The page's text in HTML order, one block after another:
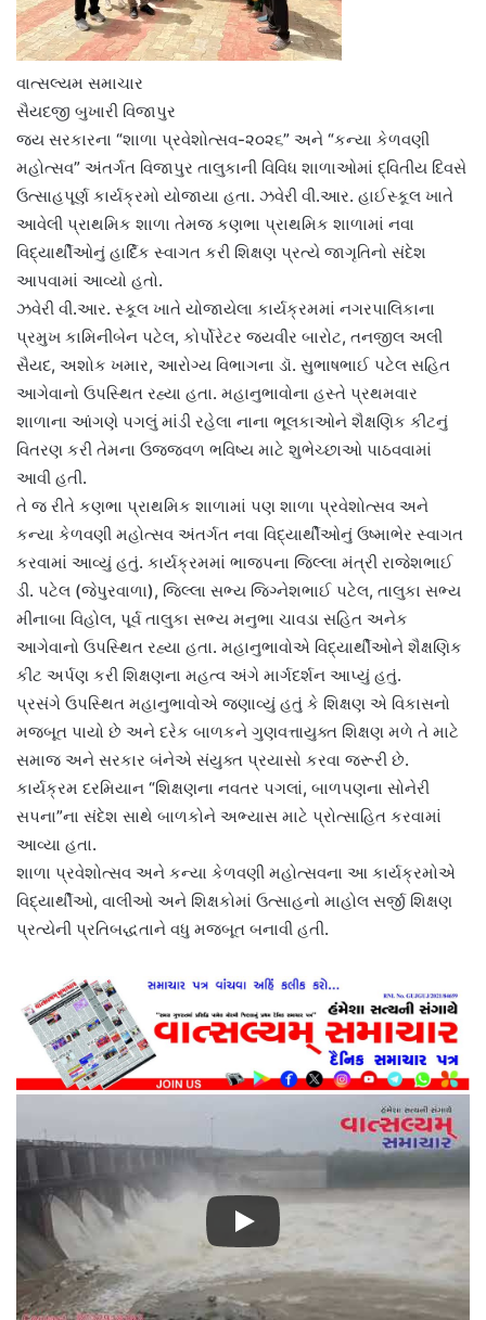
વાત્સલ્યમ સમાચાર
સૈયદજી બુખારી વિજાપુર
જ્ય સરકારના “શાળા પ્રવેશોત્સવ-૨૦૨૬” અને “કન્યા કેળવણી
મહોત્સવ” અંતર્ગત વિજાપુર તાલુકાની વિવિધ શાળાઓમાં દ્વિતીય દિવસે
ઉત્સાહપૂર્ણ કાર્યક્રમો યોજાયા હતા. ઝવેરી વી.આર. હાઈસ્કૂલ ખાતે
આવેલી પ્રાથમિક શાળા તેમજ કણભા પ્રાથમિક શાળામાં નવા
વિદ્યાર્થીઓનું હાર્દિક સ્વાગત કરી શિક્ષણ પ્રત્યે જાગૃતિનો સંદેશ
આપવામાં આવ્યો હતો.
ઝવેરી વી.આર. સ્કૂલ ખાતે યોજાયેલા કાર્યક્રમમાં નગરપાલિકાના
પ્રમુખ કામિનીબેન પટેલ, કોર્પોરેટર જયવીર બારોટ, તનજીલ અલી
સૈયદ, અશોક ખમાર, આરોગ્ય વિભાગના ડૉ. સુભાષભાઈ પટેલ સહિત
આગેવાનો ઉપસ્થિત રહ્યા હતા. મહાનુભાવોના હસ્તે પ્રથમવાર
શાળાના આંગણે પગલું માંડી રહેલા નાના ભૂલકાઓને શૈક્ષણિક કીટનું
વિતરણ કરી તેમના ઉજ્જવળ ભવિષ્ય માટે શુભેચ્છાઓ પાઠવવામાં
આવી હતી.
તે જ રીતે કણભા પ્રાથમિક શાળામાં પણ શાળા પ્રવેશોત્સવ અને
કન્યા કેળવણી મહોત્સવ અંતર્ગત નવા વિદ્યાર્થીઓનું ઉષ્માભેર સ્વાગત
કરવામાં આવ્યું હતું. કાર્યક્રમમાં ભાજપના જિલ્લા મંત્રી રાજેશભાઈ
ડી. પટેલ (જેપુરવાળા), જિલ્લા સભ્ય જિગ્નેશભાઈ પટેલ, તાલુકા સભ્ય
મીનાબા વિહોલ, પૂર્વ તાલુકા સભ્ય મનુભા ચાવડા સહિત અનેક
આગેવાનો ઉપસ્થિત રહ્યા હતા. મહાનુભાવોએ વિદ્યાર્થીઓને શૈક્ષણિક
કીટ અર્પણ કરી શિક્ષણના મહત્વ અંગે માર્ગદર્શન આપ્યું હતું.
પ્રસંગે ઉપસ્થિત મહાનુભાવોએ જણાવ્યું હતું કે શિક્ષણ એ વિકાસનો
મજબૂત પાયો છે અને દરેક બાળકને ગુણવત્તાયુક્ત શિક્ષણ મળે તે માટે
સમાજ અને સરકાર બંનેએ સંયુક્ત પ્રયાસો કરવા જરૂરી છે.
કાર્યક્રમ દરમિયાન “શિક્ષણના નવતર પગલાં, બાળપણના સોનેરી
સપના”ના સંદેશ સાથે બાળકોને અભ્યાસ માટે પ્રોત્સાહિત કરવામાં
આવ્યા હતા.
શાળા પ્રવેશોત્સવ અને કન્યા કેળવણી મહોત્સવના આ કાર્યક્રમોએ
વિદ્યાર્થીઓ, વાલીઓ અને શિક્ષકોમાં ઉત્સાહનો માહોલ સર્જી શિક્ષણ
પ્રત્યેની પ્રતિબદ્ધતાને વધુ મજબૂત બનાવી હતી.